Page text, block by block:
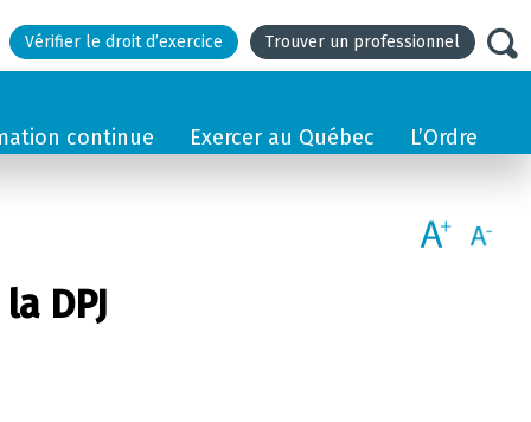
Vérifier le droit d’exercice Trouver un professionnel
continue Exercer au Québec L’Ordre
DPJ